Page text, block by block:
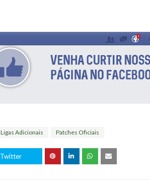
Ligas Adicionais Patches Oficiais
Twitter